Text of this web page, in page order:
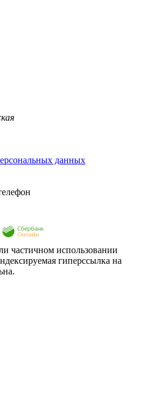
данных
частичном использовании
гиперссылка на